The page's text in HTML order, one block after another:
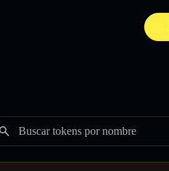
Buscar tokens por nombre